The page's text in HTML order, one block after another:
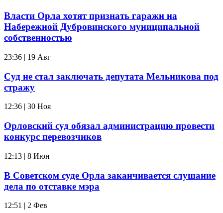
Власти Орла хотят признать гаражи на
Набережной Дубровинского муниципальной
собственностью
23:36 | 19 Авг
Суд не стал заключать депутата Мельникова под
стражу
12:36 | 30 Ноя
Орловский суд обязал администрацию провести
конкурс перевозчиков
12:13 | 8 Июн
В Советском суде Орла заканчивается слушание
дела по отставке мэра
12:51 | 2 Фев